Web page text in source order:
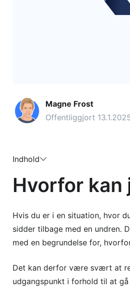
Magne Frost
Offentliggjort
Indhold
Hvorfor kan
Hvis du er i en situation, hvor
sidder tilbage med en undren.
med en begrundelse for,
Det kan derfor være svært at
udgangspunkt i forhold til at